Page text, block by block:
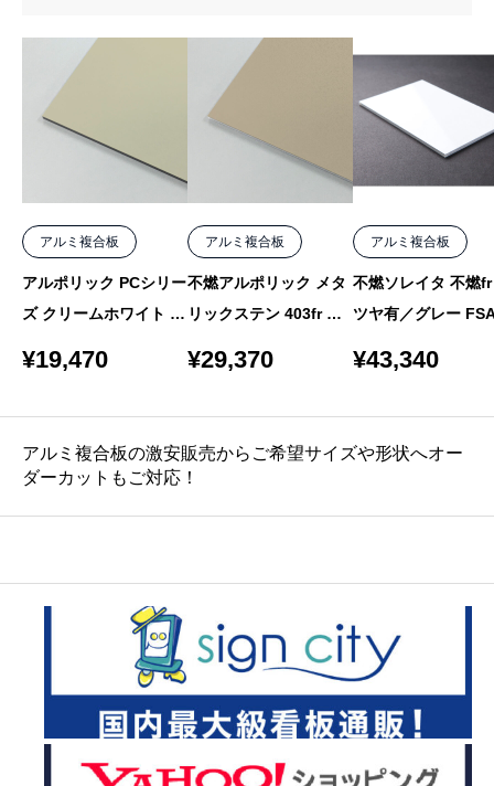
アルミ複合板
アルポリック PCシリー
ズ クリームホワイト 21
¥19,470
アルミ複合板
不燃アルポリック メタ
リックステン 403fr MF
¥29,370
アルミ複合板
不燃ソレイタ 不燃
ツヤ有／グレー
¥43,340
アルミ複合板の激安販売からご希望サイズや形状へオー
ダーカットもご対応！